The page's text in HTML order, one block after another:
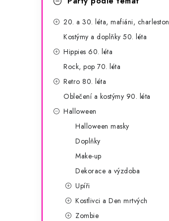
20. a 30. léta, mafiáni, charleston
Kostýmy a doplňky 50. léta
Hippies 60. léta
Rock, pop 70. léta
Retro 80. léta
Oblečení a kostýmy 90. léta
Halloween
Halloween masky
Doplňky
Make-up
Dekorace a výzdoba
Upíři
Kostlivci a Den mrtvých
Zombie